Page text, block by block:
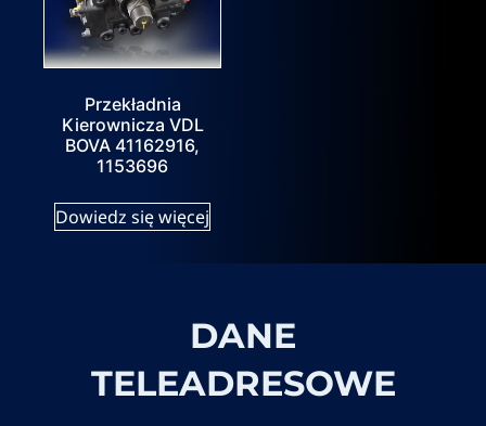
Przekładnia
Kierownicza VDL
BOVA 41162916,
1153696
Dowiedz się więcej
DANE
TELEADRESOWE